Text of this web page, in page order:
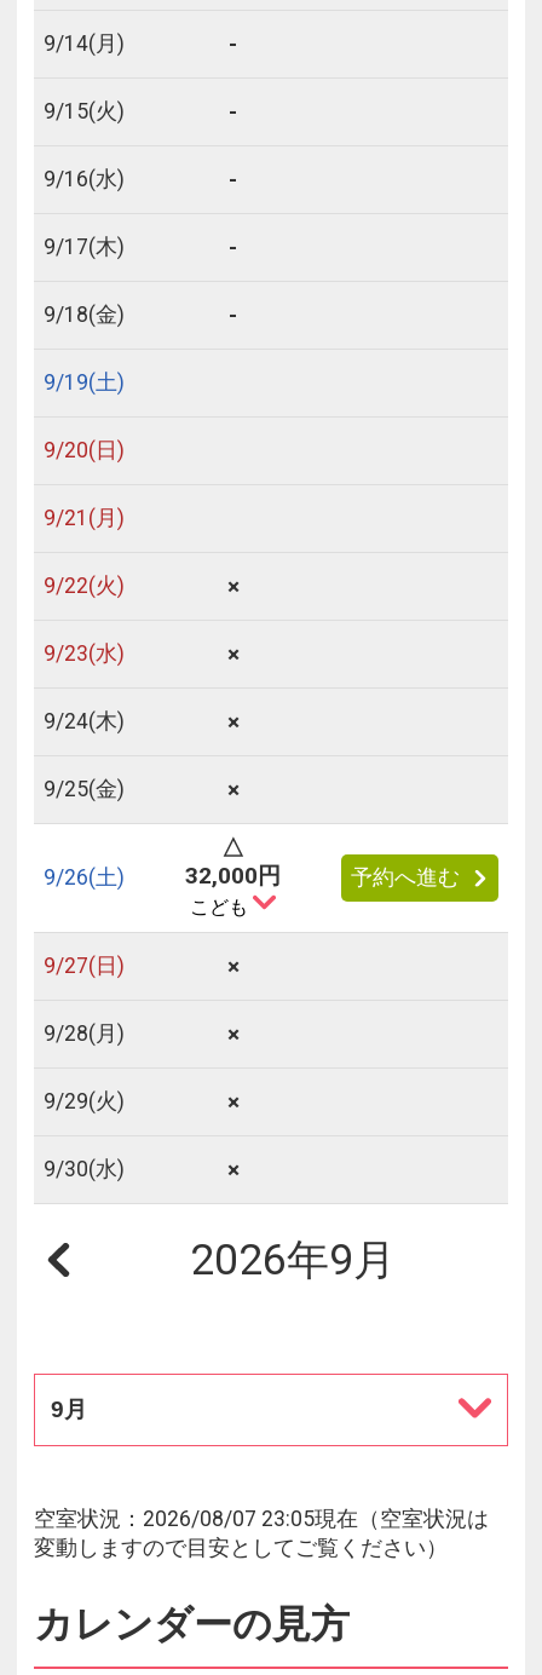
9/14(月) -
9/15(火) -
9/16(水) -
9/17(木) -
9/18(金) -
9/19(土)
9/20(日)
9/21 (月)
9/22(火) ×
9/23(水) ×
9/24(木) ×
9/25(金) ×
9/26(土)
△
32,000円
こども
予約へ進む
9/27(日) ×
9/28(月) ×
9/29(火) ×
9/30(水) ×
2026年9月
9月
空室状況：2026/08/07 23:05現在（空室状況は
変動しますので目安としてご覧ください）
カレンダーの見方